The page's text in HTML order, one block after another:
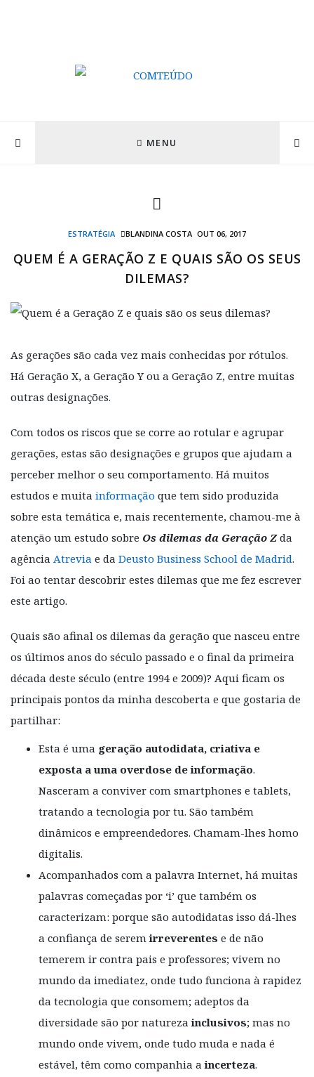
MENU
ESTRATÉGIA BLANDINA COSTA OUT 06, 2017
QUEM É A GERAÇÃO Z E QUAIS SÃO OS SEUS
DILEMAS?
As gerações são cada vez mais conhecidas por rótulos.
Há Geração X, a Geração Y ou a Geração Z, entre muitas
outras designações.
Com todos os riscos que se corre ao rotular e agrupar
gerações, estas são designações e grupos que ajudam a
perceber melhor o seu comportamento. Há muitos
estudos e muita informação que tem sido produzida
sobre esta temática e, mais recentemente, chamou-me à
atenção um estudo sobre Os dilemas da Geração Zda
agência Atrevia e da Deusto Business School de Madrid.
Foi ao tentar descobrir estes dilemas que me fez escrever
este artigo.
Quais são afinal os dilemas da geração que nasceu entre
os últimos anos do século passado e o final da primeira
década deste século (entre 1994 e 2009)? Aqui ficam os
principais pontos da minha descoberta e que gostaria de
partilhar:
Esta é uma geração autodidata, criativa e
exposta a uma overdose de informação.
Nasceram a conviver com smartphones e tablets,
tratando a tecnologia por tu. São também
dinâmicos e empreendedores. Chamam-lhes homo
digitalis.
Acompanhados com a palavra Internet, há muitas
palavras começadas por ‘i’ que também os
caracterizam: porque são autodidatas isso dá-lhes
a confiança de seremirreverentes e de não
temerem ir contra pais e professores; vivem no
mundo da imediatez, onde tudo funciona à rapidez
da tecnologia que consomem; adeptos da
diversidade são por naturezainclusivos; mas no
mundo onde vivem, onde tudo muda e nada é
estável, têm como companhia aincerteza.